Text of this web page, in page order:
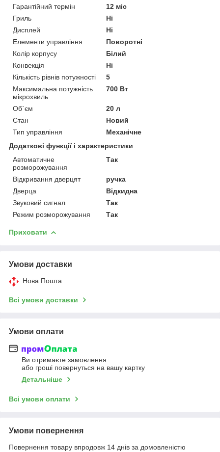
Гарантійний термін
12 міс
Гриль
Ні
Дисплей
Ні
Елементи управління
Поворотні
Колір корпусу
Білий
Конвекція
Ні
Кількість рівнів потужності
5
Максимальна потужність
мікрохвиль
700 Вт
Об`єм
20 л
Стан
Новий
Тип управління
Механічне
Додаткові функції і характеристики
Автоматичне
розморожування
Так
Відкривання дверцят
ручка
Дверца
Відкидна
Звуковий сигнал
Так
Режим розморожування
Так
Приховати
Умови доставки
Нова Пошта
Всі умови доставки
Умови оплати
Ви отримаєте замовлення
або гроші повернуться на вашу картку
Детальніше
Всі умови оплати
Умови повернення
Повернення товару впродовж 14 днів за домовленістю